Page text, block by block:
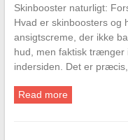
Skinbooster naturligt:
Hvad er skinboosters og
ansigtscreme, der ikke
hud, men faktisk trænger
indersiden. Det er
Read more